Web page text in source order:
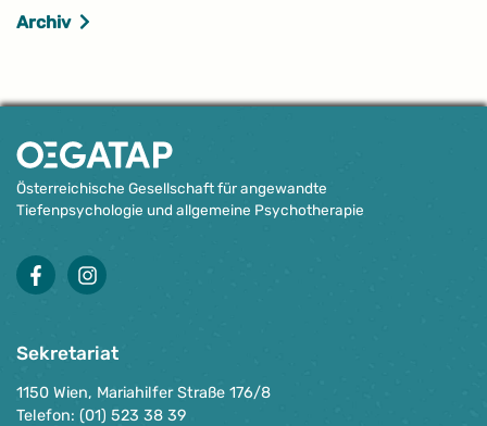
Archiv
Österreichische Gesellschaft für angewandte
Tiefenpsychologie und allgemeine Psychotherapie
facebookinstagram
Sekretariat
1150 Wien, Mariahilfer Straße 176/8
Telefon: (01) 523 38 39